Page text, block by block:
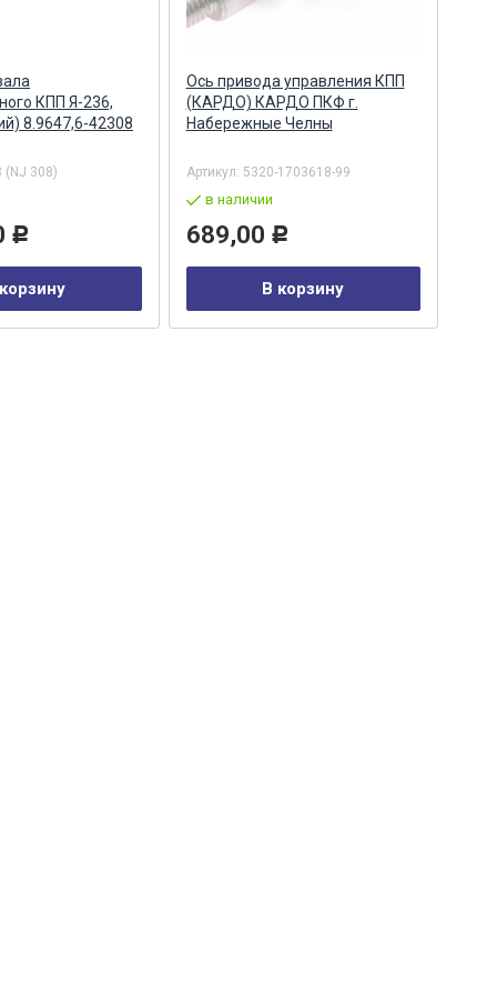
КПП Я-236,
8.9647,6-42308
(NJ 308)
Р
Ось привода управления КПП
(КАРДО) КАРДО ПКФ г.
Набережные Челны
Артикул: 5320-1703618-99
в наличии
689,00 Р
В корзину